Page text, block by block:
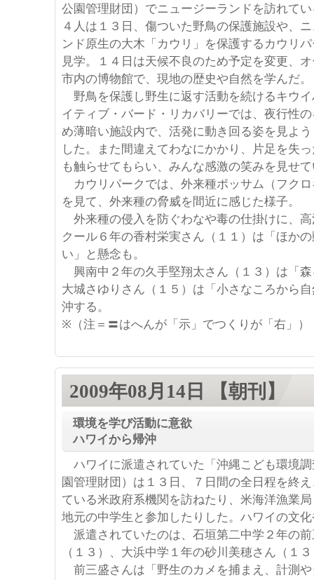
公園管理財団）でニュージーランドを訪れて
４人は１３日、傷ついた野鳥の保護施設や、
ンド原生の大木「カウリ」を保護するカウリ
見学。１４日は天候不良のため予定を変更、
市内の博物館で、現地の歴史や自然を学んだ。
野鳥を保護し野生に返す活動を続けるキウイ
イティブ・バード・リカバリーでは、夜行性
め薄暗い施設内で、活発に動き回る姿を見よ
した。また間違えてわなにかかり、片足を失
も触らせてもらい、みんな感激の笑みを見せ
カウリパークでは、外来種ポッサム（フク
を見て、外来種の脅威を間近に感じた様子。
外来種の侵入を防ぐわなや毒の仕掛けに、
クール６年の香村栄実さん（１１）は「ほか
い」と懸念も。
興南中２年の久手堅翔太さん（１３）は「
大城さゆりさん（１５）は「小さなころから
沖する。
※（注＝〓はへんが「示」でつくりが「右」）
2009年08月14日 【朝刊】
環境を学び活動に意欲
ハワイから帰沖
ハワイに派遣されていた「沖縄こども環境
園管理財団）は１３日、７日間の全日程を終
ている米政府系機関を訪ねたり、米海洋漁業
地元の中学生と参加したりした。ハワイの文
派遣されていたのは、石垣第二中学２年の
（１３）、大浜中学１年の砂川美穂さん（１
前三盛さんは「野生のカメを捕まえ、計測